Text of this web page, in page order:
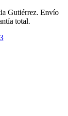
Gutiérrez. Envío
total.